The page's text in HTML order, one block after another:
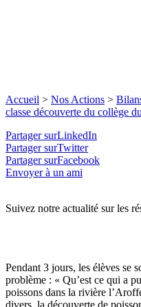
Accueil > Nos Actions >
classe découverte du collège
Partager surLinkedIn
Partager surTwitter
Partager surFacebook
Envoyer à un ami
Suivez notre actualité sur les
Pendant 3 jours, les élèves se
problème : « Qu’est ce qui a
poissons dans la rivière
divers, la découverte de